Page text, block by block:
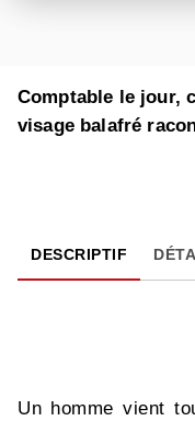
Comptable le jour,
visage balafré
DESCRIPTIF
Un homme vient